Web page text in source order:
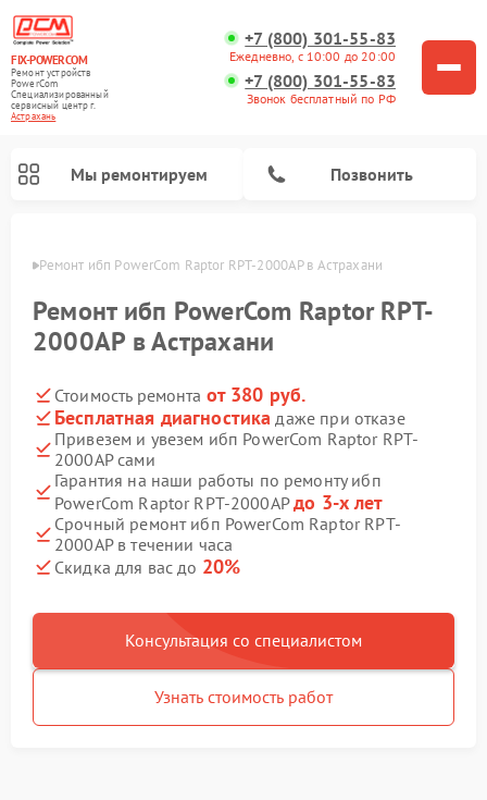
FIX-POWERCOM
Ремонт устройств
PowerCom
Специализированный
cервисный центр г.
Астрахань
+7 (800) 301-55-83
Ежедневно, с 10:00 до 20:00
+7 (800) 301-55-83
Звонок бесплатный по РФ
Мы ремонтируем Позвонить
Ремонт ибп PowerCom Raptor RPT-2000AP в Астрахани
Ремонт ибп PowerCom Raptor RPT-
2000AP в Астрахани
Стоимость ремонта от 380 руб.
Бесплатная диагностика даже при отказе
Привезем и увезем ибп PowerCom Raptor RPT-
2000AP сами
Гарантия на наши работы по ремонту ибп
PowerCom Raptor RPT-2000APдо 3-х лет
Срочный ремонт ибп PowerCom Raptor RPT-
2000AP в течении часа
Скидка для вас до 20%
Консультация со специалистом
Узнать стоимость работ